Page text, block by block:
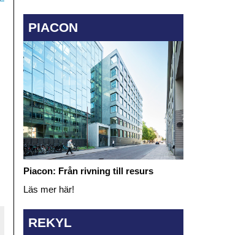
PIACON
Piacon: Från rivning till resurs
Läs mer här!
REKYL